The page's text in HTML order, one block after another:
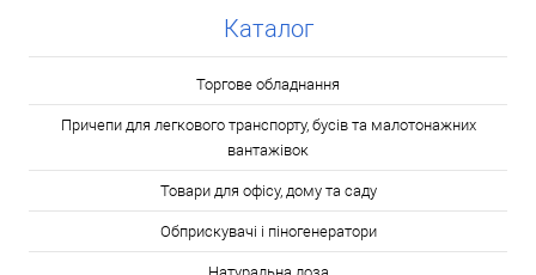
Каталог
Торгове обладнання
Причепи для легкового транспорту, бусів та малотонажних
вантажівок
Товари для офісу, дому та саду
Обприскувачі і піногенератори